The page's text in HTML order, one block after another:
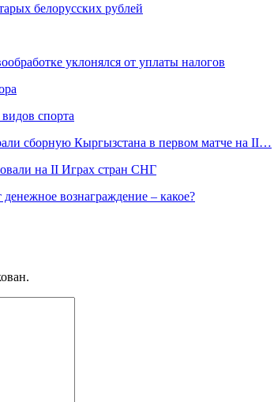
белорусских рублей
уклонялся от уплаты налогов
спорта
сборную Кыргызстана в первом матче на II…
на II Играх стран СНГ
вознаграждение – какое?